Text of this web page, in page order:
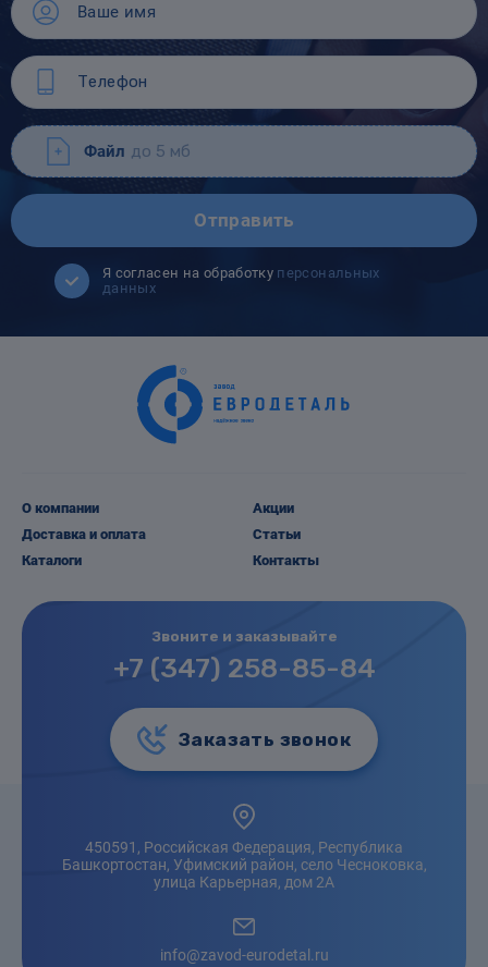
Файл до 5 мб
Отправить
Я согласен на обработку персональных
данных
О компании
Доставка и оплата
Каталоги
Акции
Статьи
Контакты
Звоните и заказывайте
+7 (347) 258-85-84
Заказать звонок
450591, Российская Федерация, Республика
Башкортостан, Уфимский район, село Чесноковка,
улица Карьерная, дом 2А
info@zavod-eurodetal.ru